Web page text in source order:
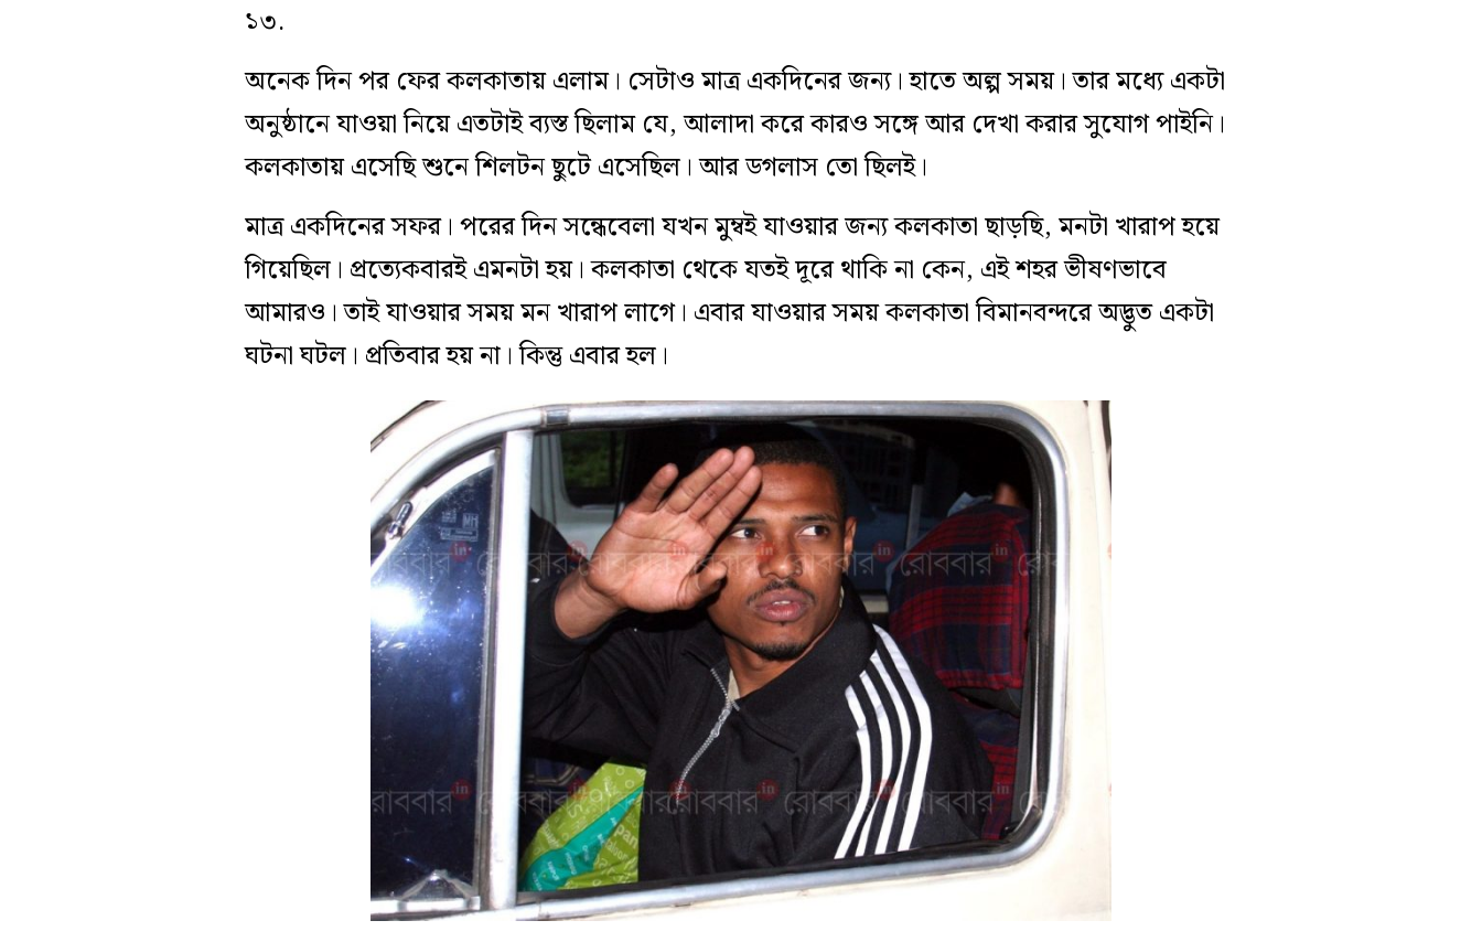
১৩.
অনেক দিন পর ফের কলকাতায় এলাম। সেটাও মাত্র একদিনের জন্য। হাতে অল্প সময়। তার মধ্যে একটা
অনুষ্ঠানে যাওয়া নিয়ে এতটাই ব্যস্ত ছিলাম যে, আলাদা করে কারও সঙ্গে আর দেখা করার সুযোগ পাইনি।
কলকাতায় এসেছি শুনে শিলটন ছুটে এসেছিল। আর ডগলাস তো ছিলই।
মাত্র একদিনের সফর। পরের দিন সন্ধেবেলা যখন মুম্বই যাওয়ার জন্য কলকাতা ছাড়ছি, মনটা খারাপ হয়ে
গিয়েছিল। প্রত্যেকবারই এমনটা হয়। কলকাতা থেকে যতই দূরে থাকি না কেন, এই শহর ভীষণভাবে
আমারও। তাই যাওয়ার সময় মন খারাপ লাগে। এবার যাওয়ার সময় কলকাতা বিমানবন্দরে অদ্ভুত একটা
ঘটনা ঘটল। প্রতিবার হয় না। কিন্তু এবার হল।